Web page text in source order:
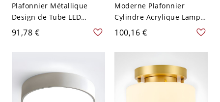
Plafonnier Métallique
Design de Tube LED
Lampe Encastrée Style
Postmoderne - Noir 110 V-
120 V 22,86 cm Chaud
91,78 €
Moderne Plafonnier
Cylindre Acrylique Lampe
Encastrée LED pour
Chambre à Coucher -
40,64 cm 110 V-120 V
100,16 €